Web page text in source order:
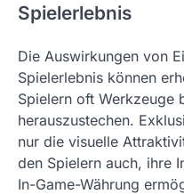
Spielerlebnis
Die Auswirkungen von
Spielerlebnis können
Spielern oft Werkzeuge
herauszustechen.
nur die visuelle
den Spielern auch, ihre
In-Game-Währung